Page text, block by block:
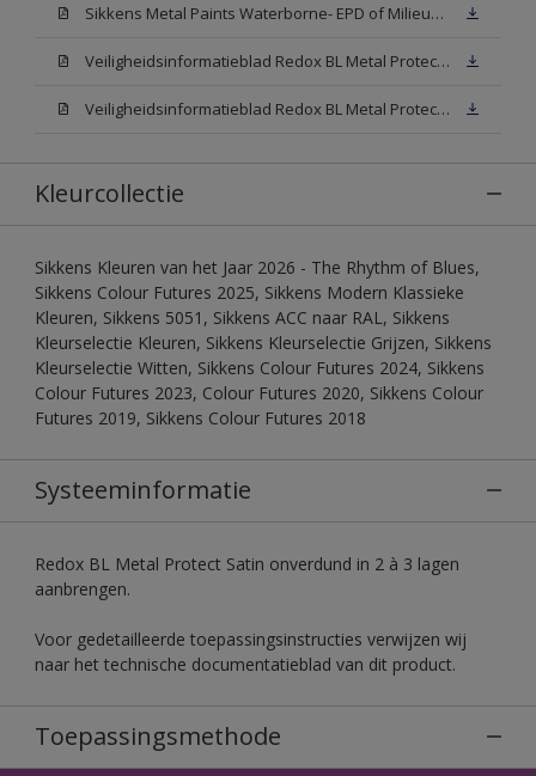
Sikkens Metal Paints Waterborne- EPD of Milieuproductverklaring
Veiligheidsinformatieblad Redox BL Metal Protect Satin N00 (MSDS)
Veiligheidsinformatieblad Redox BL Metal Protect Satin White W05 (MSDS)
Kleurcollectie
Sikkens Kleuren van het Jaar 2026 - The Rhythm of Blues,
Sikkens Colour Futures 2025, Sikkens Modern Klassieke
Kleuren, Sikkens 5051, Sikkens ACC naar RAL, Sikkens
Kleurselectie Kleuren, Sikkens Kleurselectie Grijzen, Sikkens
Kleurselectie Witten, Sikkens Colour Futures 2024, Sikkens
Colour Futures 2023, Colour Futures 2020, Sikkens Colour
Futures 2019, Sikkens Colour Futures 2018
Systeeminformatie
Redox BL Metal Protect Satin onverdund in 2 à 3 lagen
aanbrengen.
Voor gedetailleerde toepassingsinstructies verwijzen wij
naar het technische documentatieblad van dit product.
Toepassingsmethode